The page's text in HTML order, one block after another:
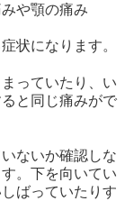
や顎の痛み
状になります。
っていたり、い
と同じ痛みがで
ないか確認しな
。下を向いてい
ばっていたりす